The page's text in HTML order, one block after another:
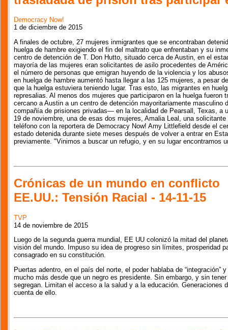
Democracy Now!
1 de diciembre de 2015
A finales de octubre, 27 mujeres inmigrantes que se encontraban
huelga de hambre exigiendo el fin del maltrato que enfrentaban y su
centro de detención de T. Don Hutto, situado cerca de Austin, en el
mayoría de las mujeres eran solicitantes de asilo procedentes de
el número de personas que emigran huyendo de la violencia y los
en huelga de hambre aumentó hasta llegar a las 125 mujeres, a pesar
que la huelga estuviera teniendo lugar. Tras esto, las migrantes en
represalias. Al menos dos mujeres que participaron en la huelga fueron
cercano a Austin a un centro de detención mayoritariamente
compañía de prisiones privadas— en la localidad de Pearsall, Texas, a
19 de noviembre, una de esas dos mujeres, Amalia Leal, una
teléfono con la reportera de Democracy Now! Amy Littlefield desde el
estado detenida durante siete meses después de volver a entrar en
previamente. "Vinimos a buscar un refugio, y en su lugar encontramos
Crónicas de un mundo en conflicto
EE.UU.: Tensión Racial - 14-11-15
TVP
14 de noviembre de 2015
Luego de la segunda guerra mundial, EE UU colonizó la mitad del
visión del mundo. Impuso su idea de progreso sin límites, prosperidad
consagrado en su constitución.
Puertas adentro, en el país del norte, el poder hablaba de “integración”
mucho más desde que un negro es presidente. Sin embargo, y sin
segregan. Limitan el acceso a la salud y a la educación. Generaciones
cuenta de ello.